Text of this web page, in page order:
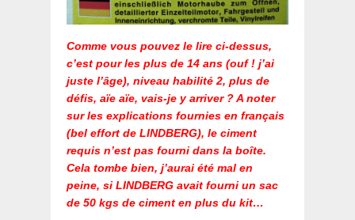
Comme vous pouvez le lire ci-dessus,
c’est pour les plus de 14 ans (ouf ! j’ai
juste l’âge), niveau habilité 2, plus de
défis, aïe aïe, vais-je y arriver ? A noter
sur les explications fournies en français
(bel effort de LINDBERG), le ciment
requis n’est pas fourni dans la boîte.
Cela tombe bien, j’aurai été mal en
peine, si LINDBERG avait fourni un sac
de 50 kgs de ciment en plus du kit…